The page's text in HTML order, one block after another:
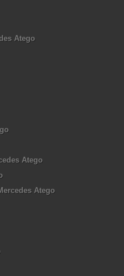
Atego
Atego
Atego